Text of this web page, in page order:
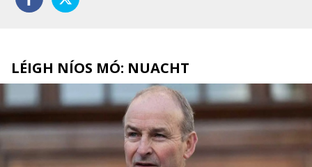
LÉIGH NÍOS MÓ: NUACHT